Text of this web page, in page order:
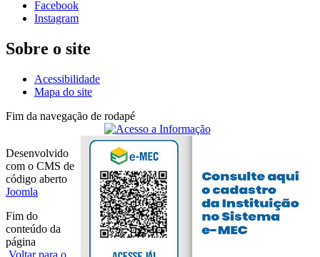
Facebook
Instagram
Sobre o site
Acessibilidade
Mapa do site
Fim da navegação de rodapé
Desenvolvido
com o CMS de
código aberto
Joomla
Fim do
conteúdo da
página
Voltar para o